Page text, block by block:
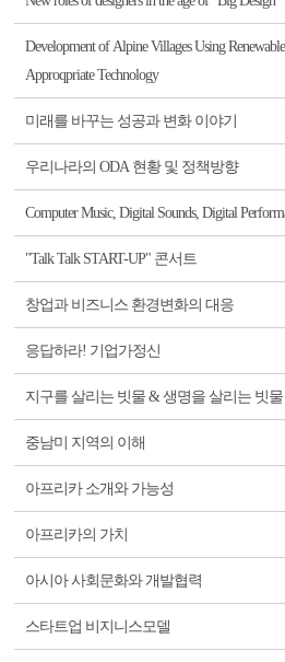
Development of Alpine Villages Using
Approqpriate Technology
미래를 바꾸는 성공과 변화 이야기
우리나라의 ODA 현황 및 정책방향
Computer Music, Digital Sounds, Digital
"Talk Talk START-UP" 콘서트
창업과 비즈니스 환경변화의 대응
응답하라! 기업가정신
지구를 살리는 빗물 & 생명을 살리는 빗물
중남미 지역의 이해
아프리카 소개와 가능성
아프리카의 가치
아시아 사회문화와 개발협력
스타트업 비지니스모델